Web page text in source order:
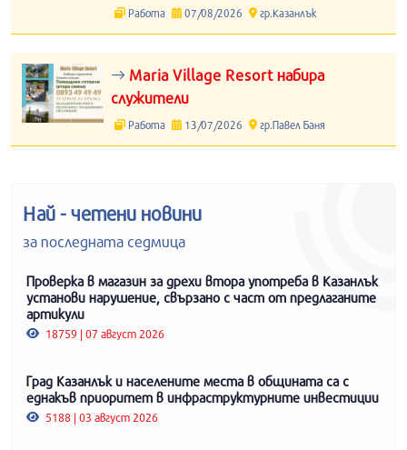
Работа 07/08/2026 гр.Казанлък
Maria Village Resort набира
служители
Работа 13/07/2026 гр.Павел Баня
Най - четени новини
за последната седмица
Проверка в магазин за дрехи втора употреба в Казанлък
установи нарушение, свързано с част от предлаганите
артикули
18759 | 07 август 2026
Град Казанлък и населените места в общината са с
еднакъв приоритет в инфраструктурните инвестиции
5188 | 03 август 2026